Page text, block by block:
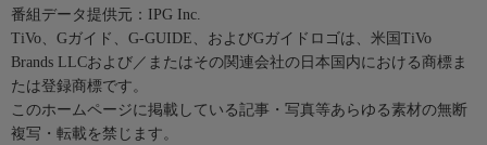
番組データ提供元：IPG Inc.
TiVo、Gガイド、G-GUIDE、およびGガイドロゴは、米国TiVo
Brands LLCおよび／またはその関連会社の日本国内における商標ま
たは登録商標です。
このホームページに掲載している記事・写真等あらゆる素材の無断
複写・転載を禁じます。